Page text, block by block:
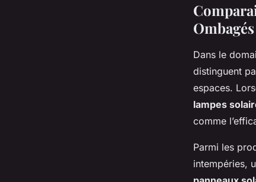
Ombagés
Dans le
distinguent
espaces.
lampes
comme
Parmi les
intempéries,